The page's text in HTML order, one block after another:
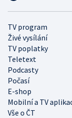
TV program
Živé vysílání
TV poplatky
Teletext
Podcasty
Počasí
E-shop
Mobilní a TV
Vše o ČT